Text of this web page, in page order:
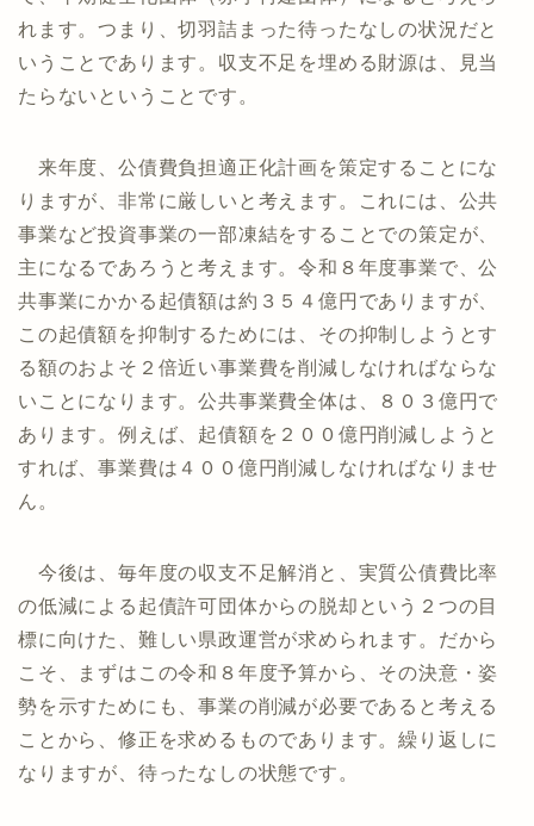
れます。つまり、切羽詰まった待ったなしの状況だと
いうことであります。収支不足を埋める財源は、見当
たらないということです。
来年度、公債費負担適正化計画を策定することにな
りますが、非常に厳しいと考えます。これには、公共
事業など投資事業の一部凍結をすることでの策定が、
主になるであろうと考えます。令和８年度事業で、公
共事業にかかる起債額は約３５４億円でありますが、
この起債額を抑制するためには、その抑制しようとす
る額のおよそ２倍近い事業費を削減しなければならな
いことになります。公共事業費全体は、８０３億円で
あります。例えば、起債額を２００億円削減しようと
すれば、事業費は４００億円削減しなければなりませ
ん。
今後は、毎年度の収支不足解消と、実質公債費比率
の低減による起債許可団体からの脱却という２つの目
標に向けた、難しい県政運営が求められます。だから
こそ、まずはこの令和８年度予算から、その決意・姿
勢を示すためにも、事業の削減が必要であると考える
ことから、修正を求めるものであります。繰り返しに
なりますが、待ったなしの状態です。